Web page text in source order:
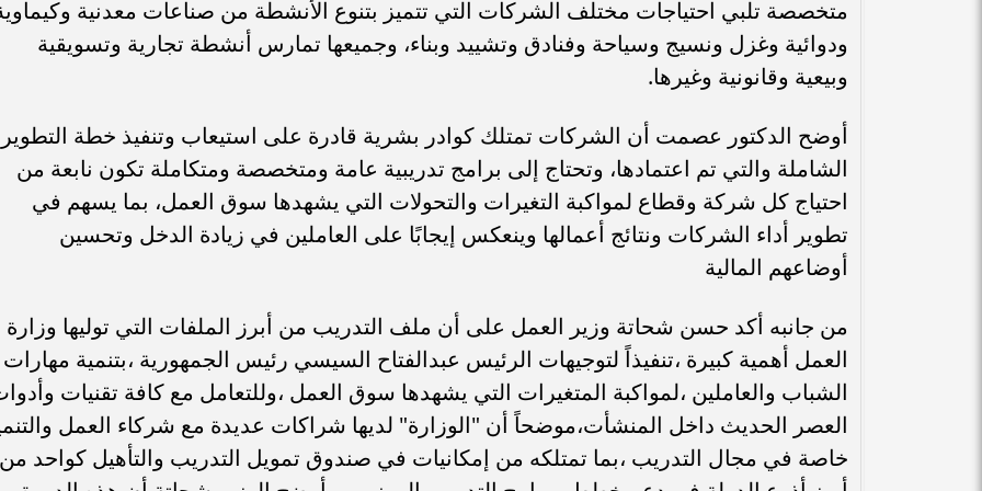
متخصصة تلبي احتياجات مختلف الشركات التي تتميز بتنوع الأنشطة من صناعات معدنية
ودوائية وغزل ونسيج وسياحة وفنادق وتشييد وبناء، وجميعها تمارس أنشطة تجارية وتسويقية
وبيعية وقانونية وغيرها.
أوضح الدكتور عصمت أن الشركات تمتلك كوادر بشرية قادرة على استيعاب وتنفيذ خطة التطوير
الشاملة والتي تم اعتمادها، وتحتاج إلى برامج تدريبية عامة ومتخصصة ومتكاملة تكون نابعة من
احتياج كل شركة وقطاع لمواكبة التغيرات والتحولات التي يشهدها سوق العمل، بما يسهم في
تطوير أداء الشركات ونتائج أعمالها وينعكس إيجابًا على العاملين في زيادة الدخل وتحسين
أوضاعهم المالية
من جانبه أكد حسن شحاتة وزير العمل على أن ملف التدريب من أبرز الملفات التي توليها وزارة
العمل أهمية كبيرة ،تنفيذاً لتوجيهات الرئيس عبدالفتاح السيسي رئيس الجمهورية ،بتنمية مهارات
الشباب والعاملين ،لمواكبة المتغيرات التي يشهدها سوق العمل ،وللتعامل مع كافة تقنيات
العصر الحديث داخل المنشأت،موضحاً أن "الوزارة" لديها شراكات عديدة مع شركاء العمل
خاصة في مجال التدريب ،بما تمتلكه من إمكانيات في صندوق تمويل التدريب والتأهيل كواحد من